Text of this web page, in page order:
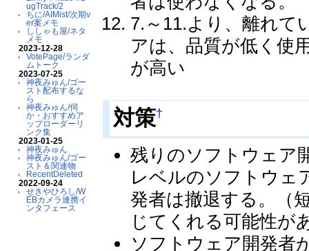
ugTrack/2
ちに/AIMist/次期v
er案メモ
ししゃも屋/ネタ
メモ
2023-12-28
VotePage/ランダ
ムトーク
2023-07-25
神夜みゅん/ゴー
スト配布するな
ら
神夜みゅん/伺
か・おすすめア
ップローダーリ
ンク集
2023-01-25
神夜みゅん
神夜みゅん/ゴー
スト＆関連物
RecentDeleted
2022-09-24
せきやひろし/W
EBカメラ連携イ
ンタフェース
7.～11.より、離れて
アは、品質が低く使
が高い
対策†
残りのソフトウェア
レベルのソフトウェ
発者は撤退する。（
じてくれる可能性が
ソフトウェア開発者